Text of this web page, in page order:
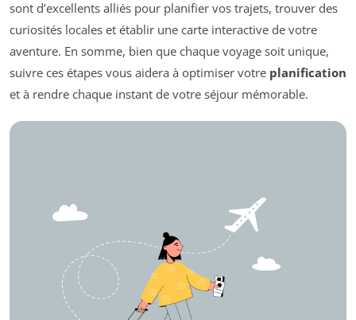
sont d’excellents alliés pour planifier vos trajets, trouver des
curiosités locales et établir une carte interactive de votre
aventure. En somme, bien que chaque voyage soit unique,
suivre ces étapes vous aidera à optimiser votre planification
et à rendre chaque instant de votre séjour mémorable.